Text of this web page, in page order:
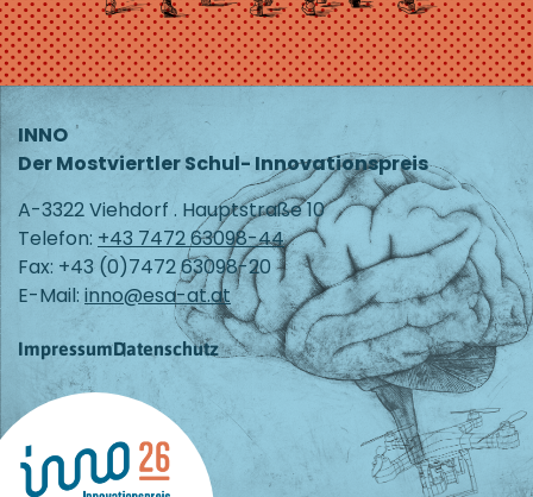
INNO
Der Mostviertler Schul- Innovationspreis
A-3322 Viehdorf . Hauptstraße 10
Telefon: +43 7472 63098-44
Fax: +43 (0)7472 63098-20
E-Mail: inno@esa-at.at
ImpressumDatenschutz